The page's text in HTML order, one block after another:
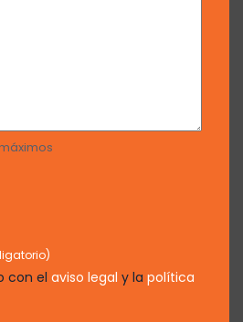
con el aviso legal y la política